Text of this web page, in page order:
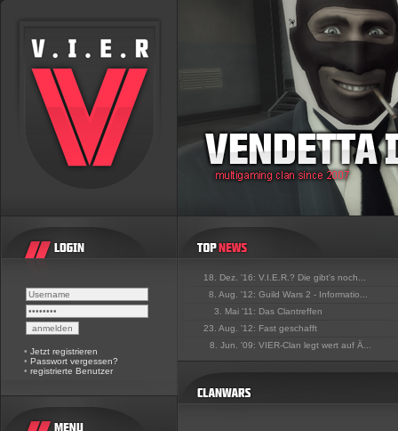
• Jetzt registrieren
• Passwort vergessen?
• registrierte Benutzer
18. Dez. '16: V.I.E.R.? Die gibt's noch...
8. Aug. '12: Guild Wars 2 - Informatio...
3. Mai '11: Das Clantreffen
23. Aug. '12: Fast geschafft
8. Jun. '09: VIER-Clan legt wert auf Ä...